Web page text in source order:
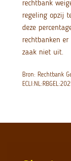
rechtbank
regeling opzij
deze
rechtbanken
zaak niet uit.
Bron: Rechtbank